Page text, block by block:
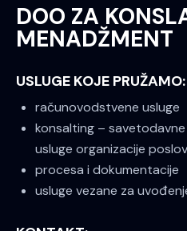
DOO ZA
MENADŽMENT
USLUGE KOJE PRUŽAMO:
računovodstvene usluge
konsalting – savetodavne
usluge organizacije
procesa i dokumentacije
usluge vezane za